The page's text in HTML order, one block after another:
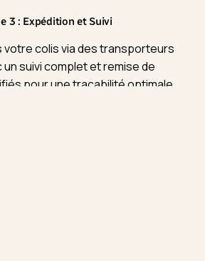
3 : Expédition et Suivi
votre colis via des transporteurs
suivi complet et remise de
pour une traçabilité optimale.